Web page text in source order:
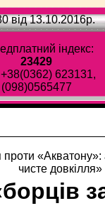
від 13.10.2016p.
індекс:
23429
623131,
(098)0565477